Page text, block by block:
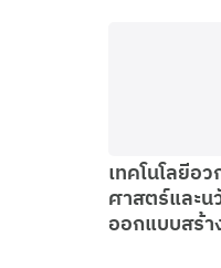
เทคโนโลยีอ
ศาสตร์และน
ออกแบบสร้